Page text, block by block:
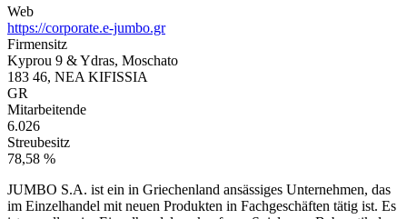
Web
https://corporate.e-jumbo.gr
Firmensitz
Kyprou 9 & Ydras, Moschato
183 46, NEA KIFISSIA
GR
Mitarbeitende
6.026
Streubesitz
78,58 %
JUMBO S.A. ist ein in Griechenland ansässiges Unternehmen, das
im Einzelhandel mit neuen Produkten in Fachgeschäften tätig ist. Es